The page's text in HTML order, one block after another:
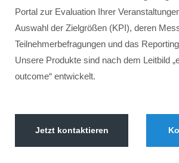
Portal zur Evaluation Ihrer
Auswahl der Zielgrößen (KPI), deren
Teilnehmerbefragungen und das
Unsere Produkte sind nach dem Leitbild
outcome“ entwickelt.
Jetzt kontaktieren